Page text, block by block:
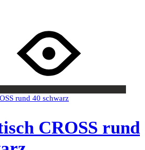
CROSS rund